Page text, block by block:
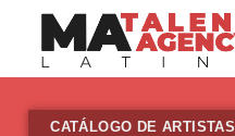
content
CATÁLOGO DE ARTISTAS